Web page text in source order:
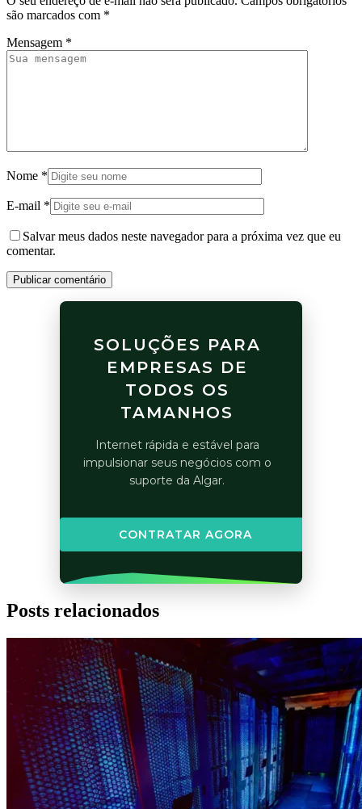
são marcados com *
Mensagem *
Nome *
E-mail *
Salvar meus dados neste navegador para a próxima vez que eu
comentar.
Publicar comentário
SOLUÇÕES PARA
EMPRESAS DE
TODOS OS
TAMANHOS
Internet rápida e estável para
impulsionar seus negócios com o
suporte da Algar.
CONTRATAR AGORA
Posts relacionados